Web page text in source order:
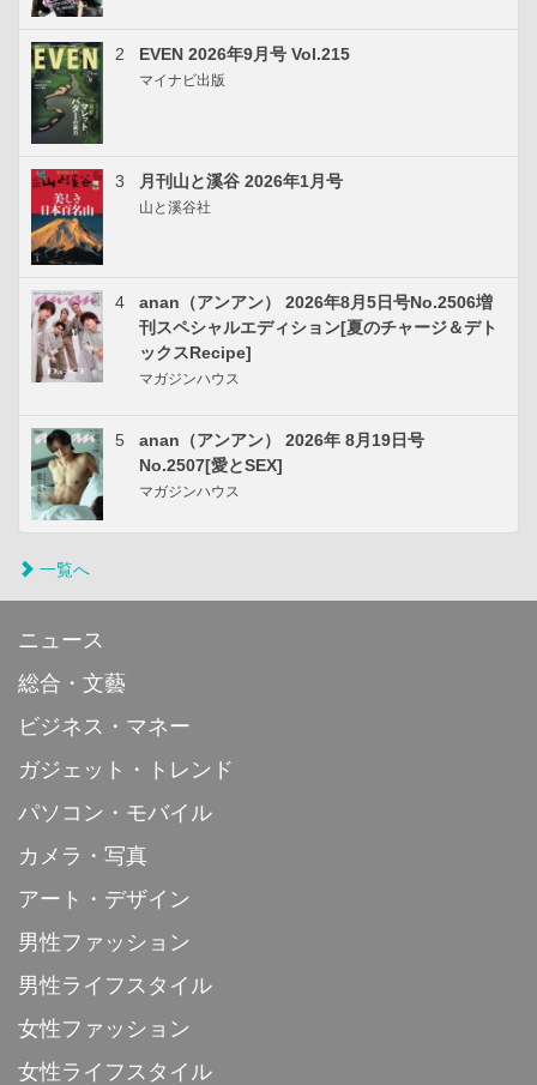
2 EVEN 2026年9月号 Vol.215
マイナビ出版
3 月刊山と溪谷 2026年1月号
山と溪谷社
4
anan（アンアン） 2026年8月5日号No.2506増
刊スペシャルエディション[夏のチャージ＆デト
ックスRecipe]
マガジンハウス
5
anan（アンアン） 2026年 8月19日号
No.2507[愛とSEX]
マガジンハウス
一覧へ
ニュース
総合・文藝
ビジネス・マネー
ガジェット・トレンド
パソコン・モバイル
カメラ・写真
アート・デザイン
男性ファッション
男性ライフスタイル
女性ファッション
女性ライフスタイル